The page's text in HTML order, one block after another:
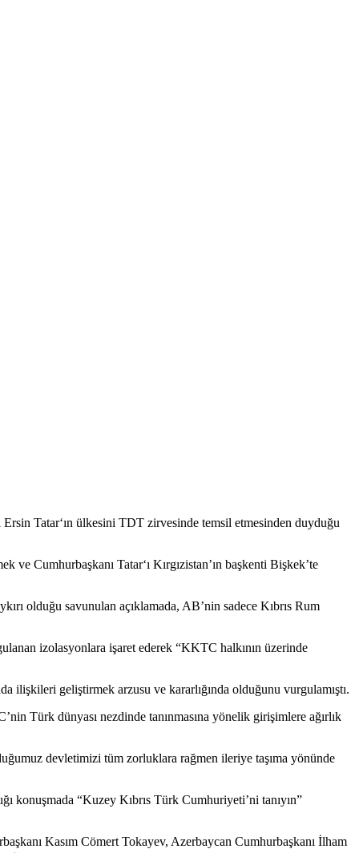
Tatar‘ın ülkesini TDT zirvesinde temsil etmesinden duyduğu
Cumhurbaşkanı Tatar‘ı Kırgızistan’ın başkenti Bişkek’te
olduğu savunulan açıklamada, AB’nin sadece Kıbrıs Rum
izolasyonlara işaret ederek “KKTC halkının üzerinde
ilişkileri geliştirmek arzusu ve kararlığında olduğunu vurgulamıştı.
Türk dünyası nezdinde tanınmasına yönelik girişimlere ağırlık
devletimizi tüm zorluklara rağmen ileriye taşıma yönünde
konuşmada “Kuzey Kıbrıs Türk Cumhuriyeti’ni tanıyın”
Kasım Cömert Tokayev, Azerbaycan Cumhurbaşkanı İlham